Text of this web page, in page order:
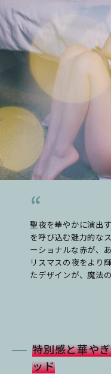
聖夜を華やかに演出
を呼び込む魅力的な
ーショナルな赤が、
リスマスの夜をより
たデザインが、魔法
特別感と華や
ッド